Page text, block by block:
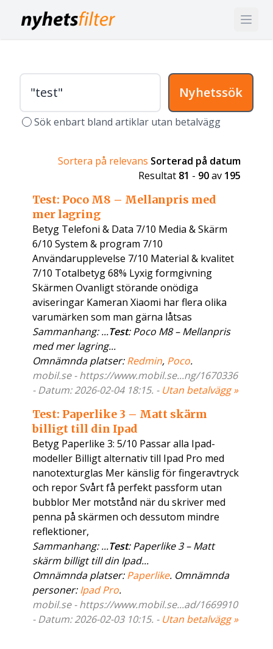
Nyhetssök
Sök enbart bland artiklar utan betalvägg
Sortera på relevans Sorterad på datum
Resultat 81 - 90av 195
Test: Poco M8 – Mellanpris med
mer lagring
Betyg Telefoni & Data 7/10 Media & Skärm
6/10 System & program 7/10
Användarupplevelse 7/10 Material & kvalitet
7/10 Totalbetyg 68% Lyxig formgivning
Skärmen Ovanligt störande onödiga
aviseringar Kameran Xiaomi har flera olika
varumärken som man gärna låtsas
Sammanhang: ...Test: Poco M8 – Mellanpris
med mer lagring...
Omnämnda platser:Redmin, Poco.
mobil.se - https://www.mobil.se...ng/1670336
- Datum: 2026-02-04 18:15. - Utan betalvägg »
Test: Paperlike 3 – Matt skärm
billigt till din Ipad
Betyg Paperlike 3: 5/10 Passar alla Ipad-
modeller Billigt alternativ till Ipad Pro med
nanotexturglas Mer känslig för fingeravtryck
och repor Svårt få perfekt passform utan
bubblor Mer motstånd när du skriver med
penna på skärmen och dessutom mindre
reflektioner,
Sammanhang: ...Test: Paperlike 3 – Matt
skärm billigt till din Ipad...
Omnämnda platser:Paperlike. Omnämnda
personer:Ipad Pro.
mobil.se - https://www.mobil.se...ad/1669910
- Datum: 2026-02-03 10:15. - Utan betalvägg »